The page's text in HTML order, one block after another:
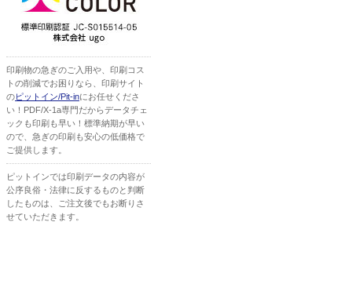
印刷物の急ぎのご入用や、印刷コス
トの削減でお困りなら、印刷サイト
のピットイン/Pit-inにお任せくださ
い！PDF/X-1a専門だからデータチェ
ックも印刷も早い！標準納期が早い
ので、急ぎの印刷も安心の低価格で
ご提供します。
ピットインでは印刷データの内容が
公序良俗・法律に反するものと判断
したものは、ご注文後でもお断りさ
せていただきます。